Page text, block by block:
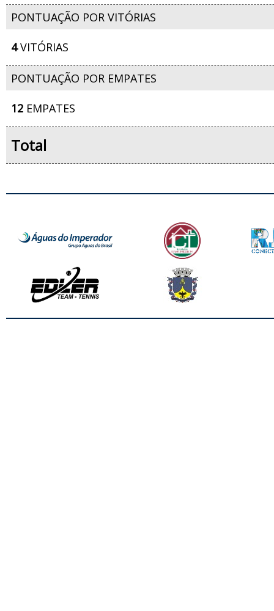
PONTUAÇÃO POR VITÓRIAS
4VITÓRIAS
PONTUAÇÃO POR EMPATES
12 EMPATES
Total